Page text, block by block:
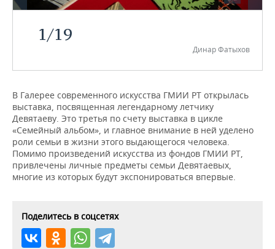
НЕФТЕХИМИЯ
НЕФТЬ
ТЕЛЕКОММУНИКАЦИИ
БИЗНЕС-БРАНЧИ
ONLINE-КОНФЕРЕНЦИИ
ОТКРЫТАЯ ЛЕКЦИЯ
ФУТБОЛ
ХОККЕЙ
БАСКЕТБОЛ
КИБЕРСПОРТ
НОВОСТИ ОБЩЕСТВА
ВЛАСТЬ
ИНФРАСТРУКТУРА
КУЛЬТУРА
ФОТОГАЛЕРЕЯ
СЮЖЕТЫ
СПРАВОЧНИК
СПИСОК КОМПАНИЙ
1/19
Динар Фатыхов
В Галерее современного искусства ГМИИ РТ открылась
выставка, посвященная легендарному летчику
Девятаеву. Это третья по счету выставка в цикле
«Семейный альбом», и главное внимание в ней уделено
роли семьи в жизни этого выдающегося человека.
Помимо произведений искусства из фондов ГМИИ РТ,
привлечены личные предметы семьи Девятаевых,
многие из которых будут экспонироваться впервые.
Поделитесь в соцсетях